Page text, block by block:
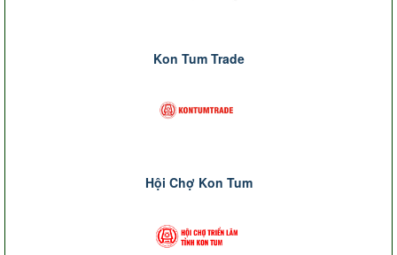
Kon Tum Trade
Hội Chợ Kon Tum